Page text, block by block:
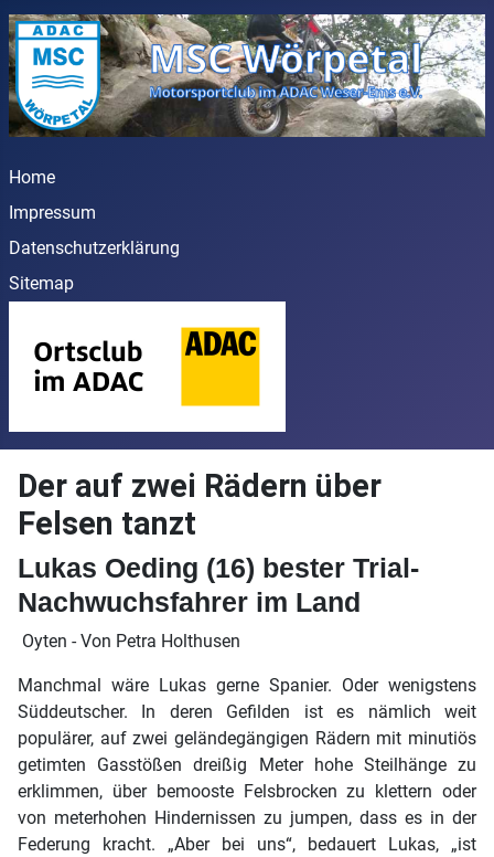
Home
Impressum
Datenschutzerklärung
Sitemap
Der auf zwei Rädern über
Felsen tanzt
Lukas Oeding (16) bester Trial-
Nachwuchsfahrer im Land
Oyten - Von Petra Holthusen
Manchmal wäre Lukas gerne Spanier. Oder wenigstens
Süddeutscher. In deren Gefilden ist es nämlich weit
populärer, auf zwei geländegängigen Rädern mit minutiös
getimten Gasstößen dreißig Meter hohe Steilhänge zu
erklimmen, über bemooste Felsbrocken zu klettern oder
von meterhohen Hindernissen zu jumpen, dass es in der
Federung kracht. „Aber bei uns“, bedauert Lukas, „ist